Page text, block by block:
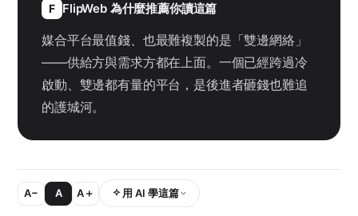
F FlipWeb 為什麼推薦你讀這篇
媒合平台最值錢、也最難複製的是「雙邊網絡」
——供給方與需求方都在上面。一個已經跨過冷
啟動、雙邊都有量的平台，是後進者砸錢也難追
的護城河。
A− A A＋ 用 AI 學這篇